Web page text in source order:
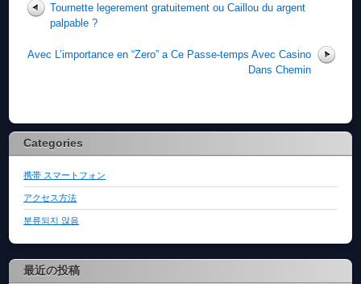
Tournette legerement gratuitement ou Caillou du argent
palpable ?
Avec L’importance en “Zero” a Ce Passe-temps Avec Casino
Dans Chemin
Categories
携帯 スマートフォン
アクセス方法
분류되지 않음
最近の投稿